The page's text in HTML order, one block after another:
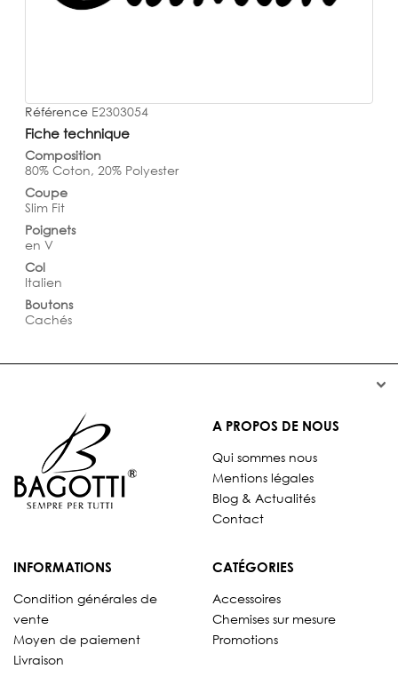
Référence E2303054
Fiche technique
Composition
80% Coton, 20% Polyester
Coupe
Slim Fit
Poignets
en V
Col
Italien
Boutons
Cachés


A PROPOS DE NOUS
Qui sommes nous
Mentions légales
Blog & Actualités
Contact
INFORMATIONS
Condition générales de
vente
Moyen de paiement
Livraison
CATÉGORIES
Accessoires
Chemises sur mesure
Promotions